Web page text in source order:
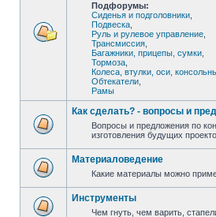
Подфорумы:
Сиденья и подголовники
Подвеска
Руль и рулевое управление
Трансмиссия
Багажники, прицепы, сумки
Тормоза
Колеса, втулки, оси,
Обтекатели
Рамы
Как сделать? - вопросы и
Вопросы и предложения по
изготовления будущих
Материаловедение
Какие материалы можно
Инструменты
Чем гнуть, чем варить,